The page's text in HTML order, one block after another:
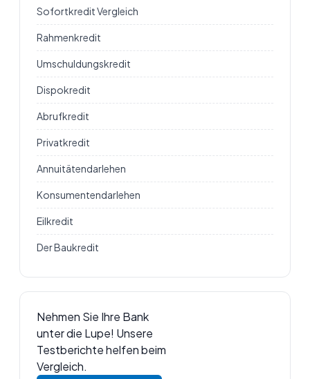
Sofortkredit Vergleich
Rahmenkredit
Umschuldungskredit
Dispokredit
Abrufkredit
Privatkredit
Annuitätendarlehen
Konsumentendarlehen
Eilkredit
Der Baukredit
Nehmen Sie Ihre Bank
unter die Lupe! Unsere
Testberichte helfen beim
Vergleich.